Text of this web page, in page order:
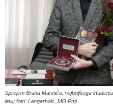
Sprejem Bruna Mariniča, najboljšega
letu; foto: Langerholc, MO Ptuj